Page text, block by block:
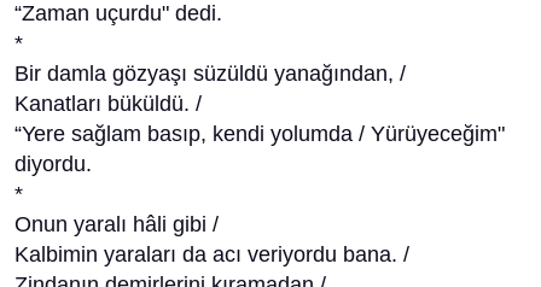
“Zaman uçurdu" dedi.
*
Bir damla gözyaşı süzüldü yanağından, /
Kanatları büküldü. /
“Yere sağlam basıp, kendi yolumda / Yürüyeceğim"
diyordu.
*
Onun yaralı hâli gibi /
Kalbimin yaraları da acı veriyordu bana. /